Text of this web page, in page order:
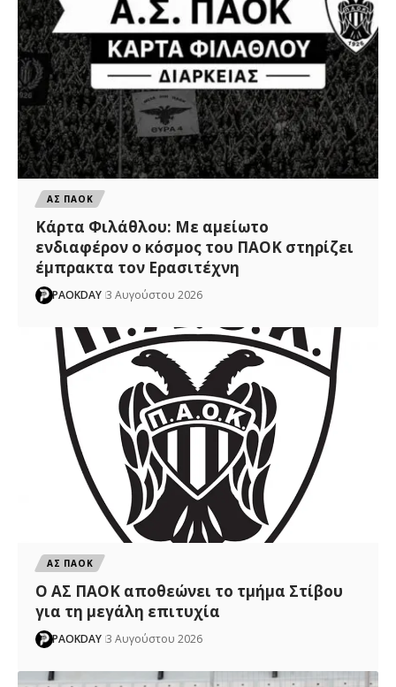
ΑΣ ΠΑΟΚ
Κάρτα Φιλάθλου: Με αμείωτο
ενδιαφέρον ο κόσμος του ΠΑΟΚ στηρίζει
έμπρακτα τον Ερασιτέχνη
PAOKDAY 3 Αυγούστου 2026
ΑΣ ΠΑΟΚ
Ο ΑΣ ΠΑΟΚ αποθεώνει το τμήμα Στίβου
για τη μεγάλη επιτυχία
PAOKDAY 3 Αυγούστου 2026